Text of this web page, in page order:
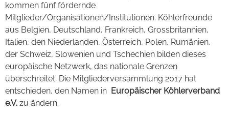
kommen fünf fördernde
Mitglieder/Organisationen/Institutionen. Köhlerfreunde
aus Belgien, Deutschland, Frankreich, Grossbritannien,
Italien, den Niederlanden, Österreich, Polen, Rumänien,
der Schweiz, Slowenien und Tschechien bilden dieses
europäische Netzwerk, das nationale Grenzen
überschreitet. Die Mitgliederversammlung 2017 hat
entschieden, den Namen in Europäischer Köhlerverband
e.V. zu ändern.